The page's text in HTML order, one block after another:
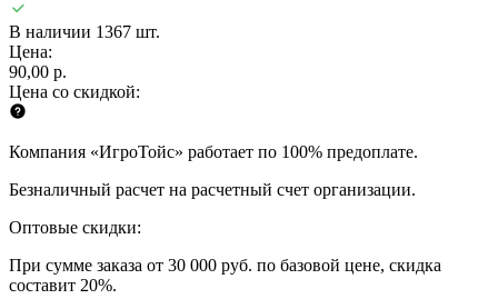
В наличии 1367 шт.
Цена:
90,00 р.
Цена со скидкой:
Компания «ИгроТойс» работает по 100% предоплате.
Безналичный расчет на расчетный счет организации.
Оптовые скидки:
При сумме заказа от 30 000 руб. по базовой цене, скидка
составит 20%.